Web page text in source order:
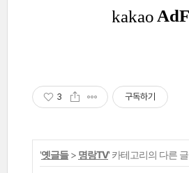
3 구독하기
'옛글들> 명랑TV' 카테고리의 다른 글